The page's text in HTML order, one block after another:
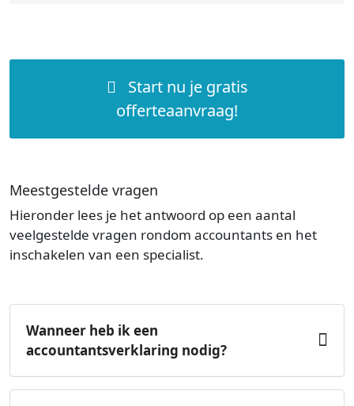
Start nu je gratis
offerteaanvraag!
Meestgestelde vragen
Hieronder lees je het antwoord op een aantal
veelgestelde vragen rondom accountants en het
inschakelen van een specialist.
Wanneer heb ik een
accountantsverklaring nodig?